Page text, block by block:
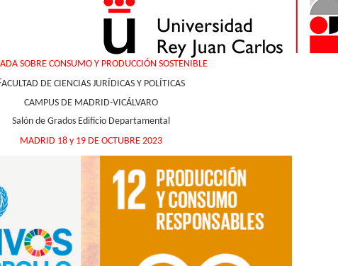
SOBRE CONSUMO Y PRODUCCIÓN SOSTENIBLE
ACULTAD DE CIENCIAS JURÍDICAS Y POLÍTICAS
CAMPUS DE MADRID-VICÁLVARO
Salón de Grados Edificio Departamental
MADRID 18 y 19 DE OCTUBRE 2023